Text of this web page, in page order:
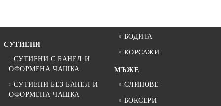
СУТИЕНИ
СУТИЕНИ С БАНЕЛ И
ОФОРМЕНА ЧАШКА
СУТИЕНИ БЕЗ БАНЕЛ И
ОФОРМЕНА ЧАШКА
БОДИТА
КОРСАЖИ
МЪЖЕ
СЛИПОВЕ
БОКСЕРИ